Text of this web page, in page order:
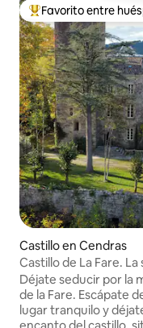
Favorito entre
Favorito entre
Castillo en Cendras
Castillo de La Fare.
Déjate seducir por la
de la Fare. Escápate
lugar tranquilo y
encanto del castillo,